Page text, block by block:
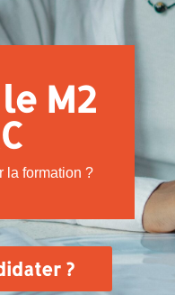
M2
la formation ?
?